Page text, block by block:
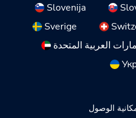
Slovenija
Sverige
العربية المتحدة
الوصول